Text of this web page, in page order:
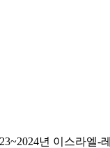
년 이스라엘